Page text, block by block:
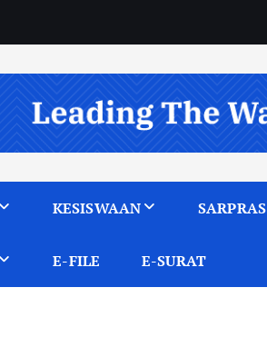
KESISWAAN SARPRAS
E-FILE E-SURAT